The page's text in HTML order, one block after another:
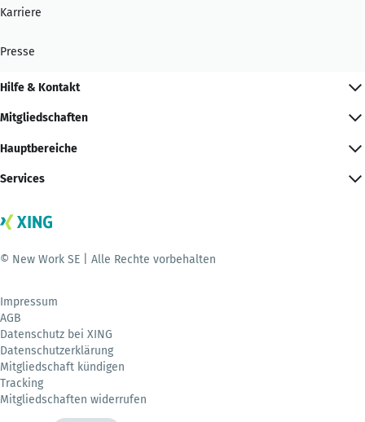
Karriere
Presse
Hilfe & Kontakt
Mitgliedschaften
Hauptbereiche
Services
© New Work SE | Alle Rechte vorbehalten
Impressum
AGB
Datenschutz bei XING
Datenschutzerklärung
Mitgliedschaft kündigen
Tracking
Mitgliedschaften widerrufen